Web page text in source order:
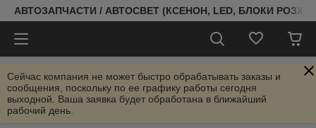
АВТОЗАПЧАСТИ / АВТОСВЕТ (КСЕНОН, LED, БЛОКИ
Сейчас компания не может быстро обрабатывать заказы и
сообщения, поскольку по ее графику работы сегодня
выходной. Ваша заявка будет обработана в ближайший
рабочий день.